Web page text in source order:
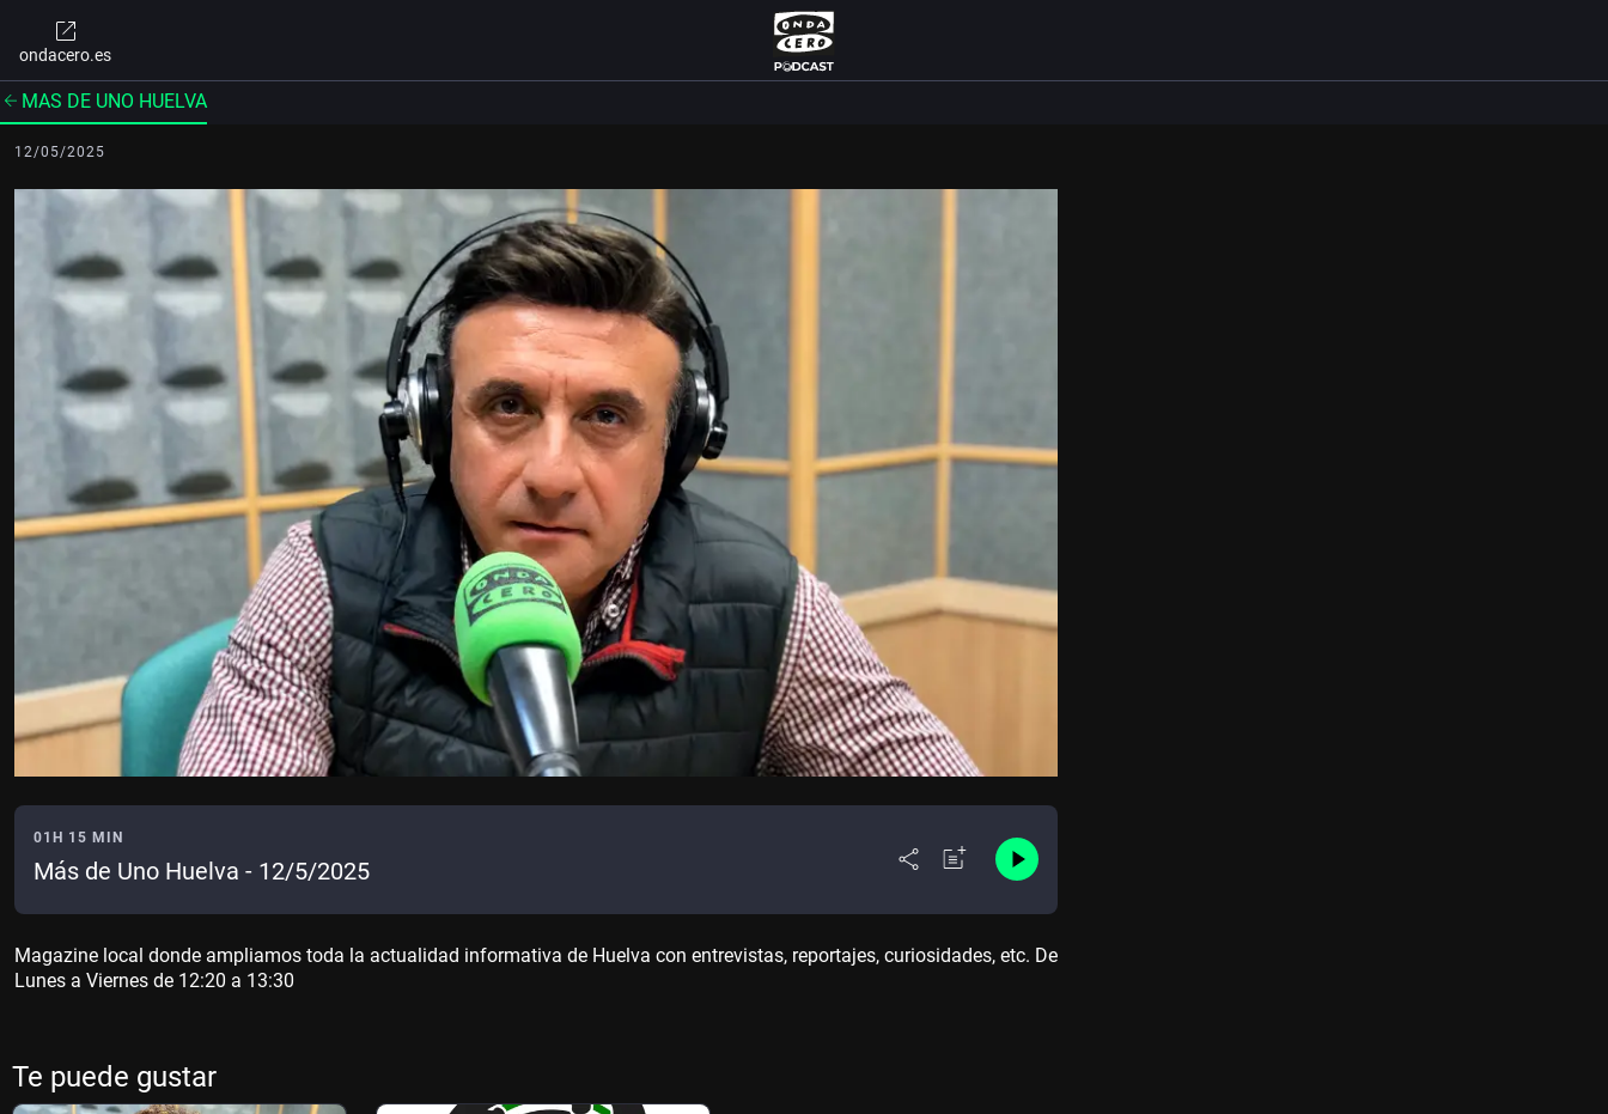
ondacero.es
MAS DE UNO HUELVA
12/05/2025
01H 15 MIN
Más de Uno Huelva - 12/5/2025
Magazine local donde ampliamos toda la actualidad informativa de Huelva con entrevistas, reportajes, curiosidades, etc. De
Lunes a Viernes de 12:20 a 13:30
Te puede gustar